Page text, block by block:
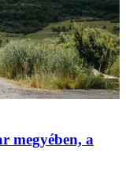
megyében, a